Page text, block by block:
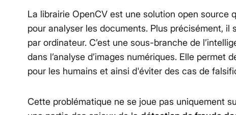
La librairie OpenCV est une solution open source
pour analyser les documents. Plus précisément, il
par ordinateur. C’est une sous-branche de
dans l’analyse d’images numériques. Elle permet
pour les humains et ainsi d'éviter des cas de
Cette problématique ne se joue pas uniquement